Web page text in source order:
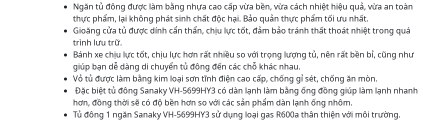
Ngăn tủ đông được làm bằng nhựa cao cấp vừa bền, vừa cách nhiệt hiệu quả, vừa an toàn
thực phẩm, lại không phát sinh chất độc hại. Bảo quản thực phẩm tối ưu nhất.
Gioăng cửa tủ được dính cẩn thẩn, chịu lực tốt, đảm bảo tránh thất thoát nhiệt trong quá
trình lưu trữ.
Bánh xe chịu lực tốt, chịu lực hơn rất nhiều so với trọng lượng tủ, nên rất bền bỉ, cũng như
giúp bạn dễ dàng di chuyển tủ đông đến các chỗ khác nhau.
Vỏ tủ được làm bằng kim loại sơn tĩnh điện cao cấp, chống gỉ sét, chống ăn mòn.
Đặc biệt tủ đông Sanaky VH-5699HY3 có dàn lạnh làm bằng ống đồng giúp làm lạnh nhanh
hơn, đồng thời sẽ có độ bền hơn so với các sản phẩm dàn lạnh ống nhôm.
Tủ đông 1 ngăn Sanaky VH-5699HY3 sử dụng loại gas R600a thân thiện với môi trường.